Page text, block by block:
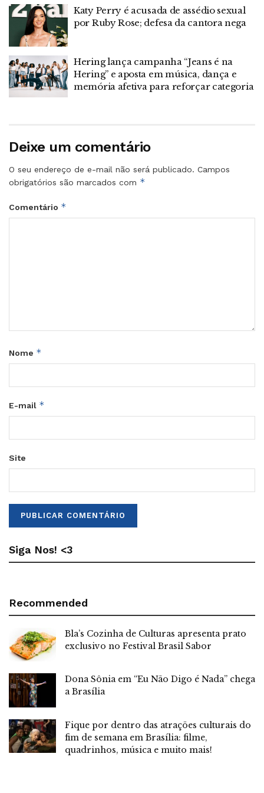
Katy Perry é acusada de assédio sexual
por Ruby Rose; defesa da cantora nega
Hering lança campanha “Jeans é na
Hering” e aposta em música, dança e
memória afetiva para reforçar categoria
Deixe um comentário
O seu endereço de e-mail não será publicado. Campos
obrigatórios são marcados com *
Comentário *
Nome *
E-mail *
Site
Siga Nos! <3
Recommended
Bla’s Cozinha de Culturas apresenta prato
exclusivo no Festival Brasil Sabor
Dona Sônia em “Eu Não Digo é Nada” chega
a Brasília
Fique por dentro das atrações culturais do
fim de semana em Brasília: filme,
quadrinhos, música e muito mais!